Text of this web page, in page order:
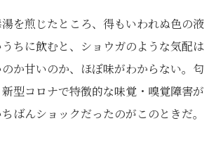
を煎じたところ、得もいわれぬ色の液
ちに飲むと、ショウガのような気配は
か甘いのか、ほぼ味がわからない。匂
型コロナで特徴的な味覚・嗅覚障害が
ばんショックだったのがこのときだ。